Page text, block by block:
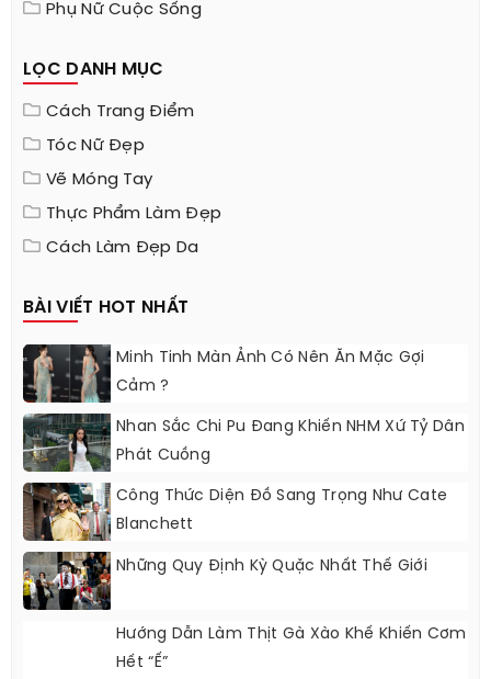
Phụ Nữ Cuộc Sống
LỌC DANH MỤC
Cách Trang Điểm
Tóc Nữ Đẹp
Vẽ Móng Tay
Thực Phẩm Làm Đẹp
Cách Làm Đẹp Da
BÀI VIẾT HOT NHẤT
Minh Tinh Màn Ảnh Có Nên Ăn Mặc Gợi
Cảm ?
Nhan Sắc Chi Pu Đang Khiến NHM Xứ Tỷ Dân
Phát Cuồng
Công Thức Diện Đồ Sang Trọng Như Cate
Blanchett
Những Quy Định Kỳ Quặc Nhất Thế Giới
Hướng Dẫn Làm Thịt Gà Xào Khế Khiến Cơm
Hết “ế”